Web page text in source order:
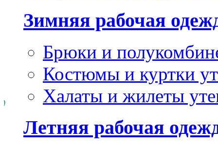
Зимняя рабочая
Брюки и
Костюмы и куртки
Халаты и жилеты
Летняя рабочая